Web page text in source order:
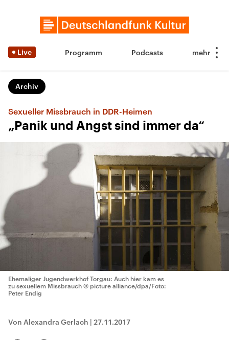
Live Programm Podcasts
Archiv
Sexueller Missbrauch in DDR-Heimen
„Panik und Angst sind immer da“
Ehemaliger Jugendwerkhof Torgau: Auch hier kam es
zu sexuellem Missbrauch © picture alliance/dpa/Foto:
Peter Endig
Von Alexandra Gerlach | 27.11.2017